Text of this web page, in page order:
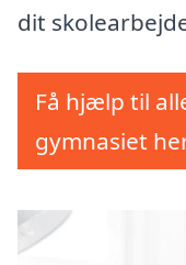
dit
Få hjælp til
gymnasiet